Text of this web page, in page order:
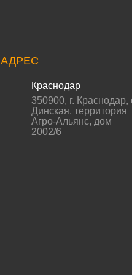
АДРЕС
Краснодар
350900, г. Краснодар,
Динская, территория
Агро-Альянс, дом
2002/6